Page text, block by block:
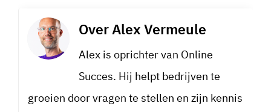
OverAlex Vermeule
Alex is oprichter van Online
Succes. Hij helpt bedrijven te
groeien door vragen te stellen en zijn kennis